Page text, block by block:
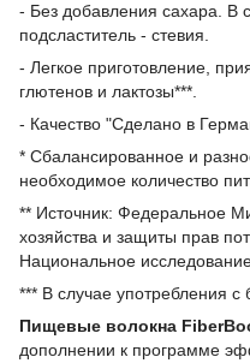
- Без добавления сахара. В
подсластитель - стевия.
- Легкое приготовление,
глютенов и лактозы***.
- Качество "Сделано в
* Сбалансированное и
необходимое количество
** Источник: Федеральное
хозяйства и защиты прав
Национальное
*** В случае употребления с
Пищевые волокна
дополнении к программе